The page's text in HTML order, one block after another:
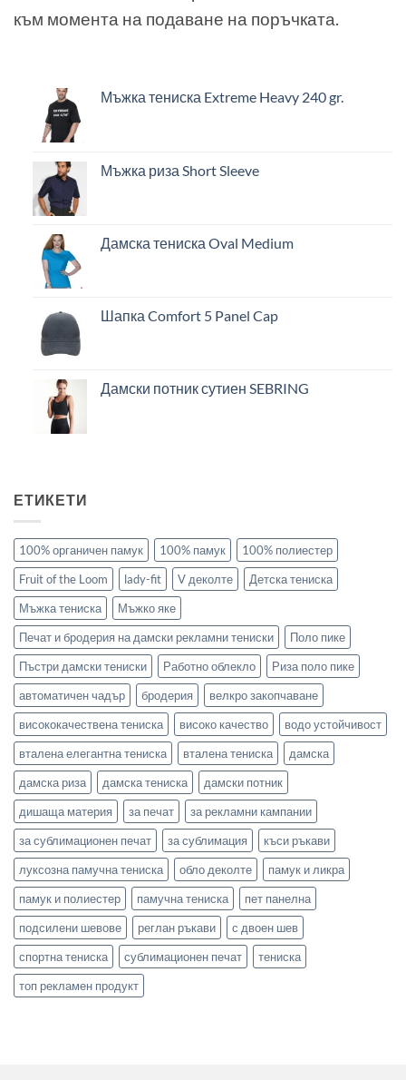
към момента на подаване на поръчката.
Мъжка тениска Extreme Heavy 240 gr.
Мъжка риза Short Sleeve
Дамска тениска Oval Medium
Шапка Comfort 5 Panel Cap
Дамски потник сутиен SEBRING
ЕТИКЕТИ
100% органичен памук 100% памук
100% полиестер
Fruit of the Loom
lady-fit V деколте
Детска тениска
Мъжка тениска
Мъжко яке
Печат и бродерия на дамски рекламни тениски
Поло пике
Пъстри дамски тениски
Работно облекло
Риза поло пике
автоматичен чадър
бродерия
велкро закопчаване
висококачествена тениска
високо качество
водо устойчивост
вталена елегантна тениска
вталена тениска
дамска
дамска риза
дамска тениска
дамски потник
дишаща материя
за печат
за рекламни кампании
за сублимационен печат
за сублимация
къси ръкави
луксозна памучна тениска
обло деколте
памук и ликра
памук и полиестер
памучна тениска
пет панелна
подсилени шевове
реглан ръкави
с двоен шев
спортна тениска
сублимационен печат
тениска
топ рекламен продукт